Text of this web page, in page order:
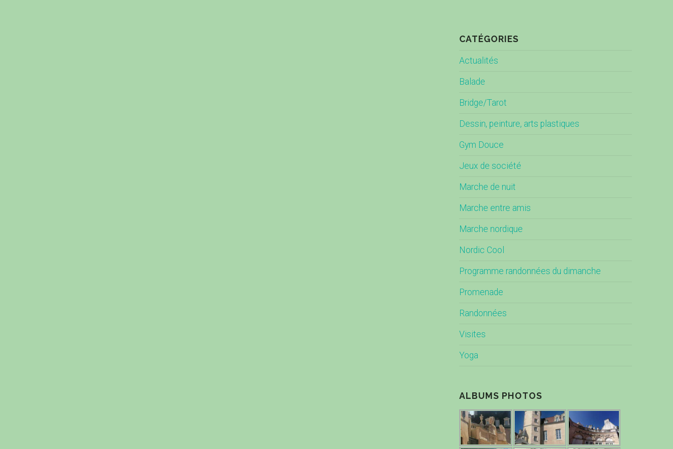
CATÉGORIES
Actualités
Balade
Bridge/Tarot
Dessin, peinture, arts plastiques
Gym Douce
Jeux de société
Marche de nuit
Marche entre amis
Marche nordique
Nordic Cool
Programme randonnées du dimanche
Promenade
Randonnées
Visites
Yoga
ALBUMS PHOTOS